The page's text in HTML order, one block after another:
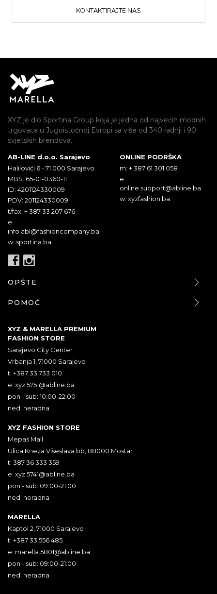
KONTAKTIRAJTE NAS
XYZ je dio Sportina Group koja je jedna od najvećih modnih
trgovaca u Jugoistočnoj Evropi sa više od 340 radnji i 90
svjetskih brendova.
AB-LINE d.o.o. Sarajevo
Halilovići 6 - 71 000 Sarajevo
MBS: 65-01-0360-11
ID: 4201124330009
PDV: 201124330009
t/fax: + 387 33 207 676
e:
info.abl@fashioncompany.ba
w: sportina.ba
ONLINE PODRŠKA
m: + 387 61 301 058
e:
online.support@abline.ba
w: xyzfashion.ba
OPŠTE
POMOĆ
XYZ & MARELLA PREMIUM
FASHION STORE
Sarajevo City Center
Vrbanja 1, 71000 Sarajevo
t: +387 33 733 010
e: xyz.5751@abline.ba
pon - sub: 10:00-22:00
ned: neradna
XYZ FASHION STORE
Mepas Mall
Ulica Kneza Višeslava bb, 88000 Mostar
t: 387 36 333 359
e: xyz.5741@abline.ba
pon - sub: 09:00-21:00
ned: neradna
MARELLA
Kaptol 2, 71000 Sarajevo
t: +387 33 556 485
e: marella.5801@abline.ba
pon - sub: 09:00-21:00
ned: neradna